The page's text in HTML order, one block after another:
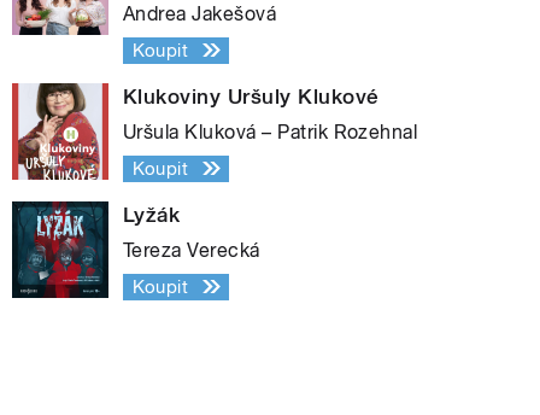
Andrea Jakešová
Koupit
Klukoviny Uršuly Klukové
Uršula Kluková – Patrik Rozehnal
Koupit
Lyžák
Tereza Verecká
Koupit